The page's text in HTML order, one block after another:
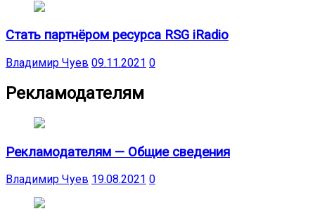
Стать партнёром ресурса RSG iRadio
Владимир Чуев 09.11.2021 0
Рекламодателям
Рекламодателям — Общие сведения
Владимир Чуев 19.08.2021 0